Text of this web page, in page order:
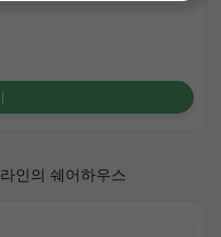
인의 쉐어하우스